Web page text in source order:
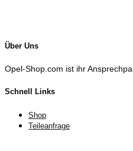
Über Uns
Opel-Shop.com ist ihr
Schnell Links
Shop
Teileanfrage